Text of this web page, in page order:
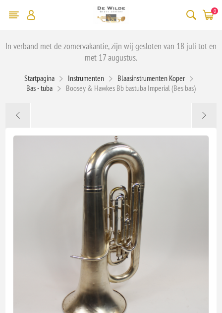
0
In verband met de zomervakantie, zijn wij gesloten van 18 juli tot en
met 17 augustus.
Startpagina Instrumenten
Blaasinstrumenten Koper
Bas - tuba
Boosey & Hawkes Bb bastuba Imperial (Bes bas)